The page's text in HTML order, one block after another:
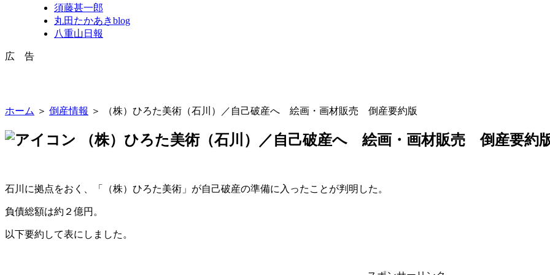
須藤甚一郎
丸田たかあきblog
八重山日報
広 告
ホーム ＞ 倒産情報 ＞ （株）ひろた美術（石川）／自己破産へ 絵画・画材販売 倒産要約版
（株）ひろた美術（石川）／自己破産へ 絵画・画材販売 倒産要約
石川に拠点をおく、「（株）ひろた美術」が自己破産の準備に入ったことが判明した。
負債総額は約２億円。
以下要約して表にしました。